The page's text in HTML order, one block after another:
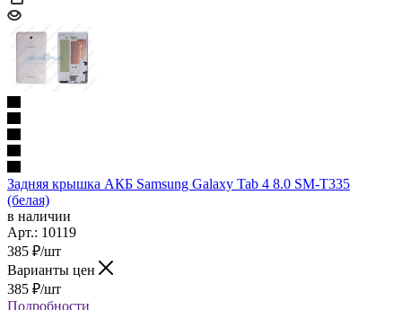
Задняя крышка АКБ Samsung Galaxy Tab 4 8.0 SM-T335
(белая)
в наличии
Арт.: 10119
385 ₽/шт
Варианты цен
385 ₽/шт
Подробности